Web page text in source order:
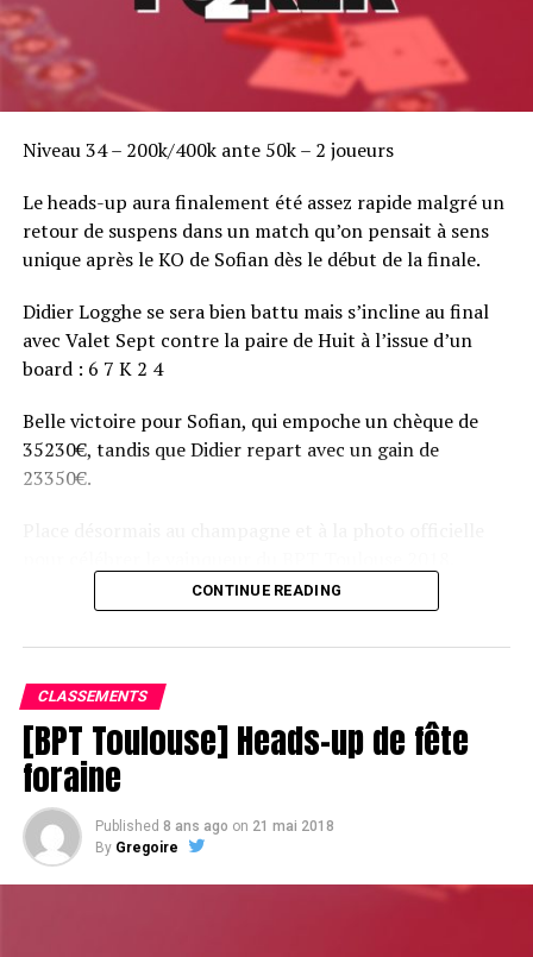
Niveau 34 – 200k/400k ante 50k – 2 joueurs
Le heads-up aura finalement été assez rapide malgré un
retour de suspens dans un match qu’on pensait à sens
unique après le KO de Sofian dès le début de la finale.
Didier Logghe se sera bien battu mais s’incline au final
avec Valet Sept contre la paire de Huit à l’issue d’un
board : 6 7 K 2 4
Belle victoire pour Sofian, qui empoche un chèque de
35230€, tandis que Didier repart avec un gain de
23350€.
CONTINUE READING
CLASSEMENTS
[BPT Toulouse] Heads-up de fête
foraine
Published 8 ans ago on 21 mai 2018
By Gregoire